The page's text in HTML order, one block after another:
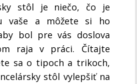
stôl je niečo, čo je
vaše a môžete si ho
bol pre vás doslova
raja v práci. Čítajte
sa o tipoch a trikoch,
stôl vylepšiť na